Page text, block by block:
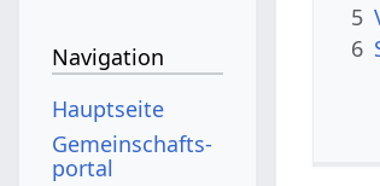
5
6
Navigation
Hauptseite
Gemeinschafts­
portal